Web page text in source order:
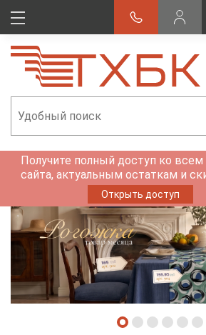
Получите полный доступ ко
сайта, актуальным остаткам и
Открыть доступ